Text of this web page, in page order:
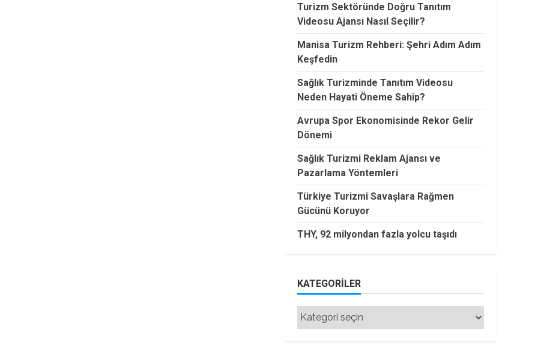
Turizm Sektöründe Doğru Tanıtım
Videosu Ajansı Nasıl Seçilir?
Manisa Turizm Rehberi: Şehri Adım Adım
Keşfedin
Sağlık Turizminde Tanıtım Videosu
Neden Hayati Öneme Sahip?
Avrupa Spor Ekonomisinde Rekor Gelir
Dönemi
Sağlık Turizmi Reklam Ajansı ve
Pazarlama Yöntemleri
Türkiye Turizmi Savaşlara Rağmen
Gücünü Koruyor
THY, 92 milyondan fazla yolcu taşıdı
KATEGORILER
Kategoriler